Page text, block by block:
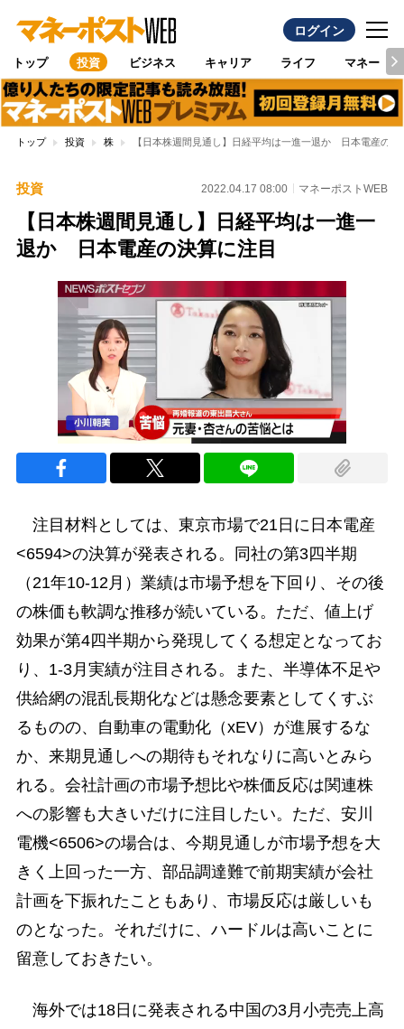
ログイン
トップ 投資 ビジネス キャリア ライフ マネー
トップ 投資 株 【日本株週間見通し】日経平均は一進一退か 日本電産の決
投資 2022.04.17 08:00 マネーポストWEB
【日本株週間見通し】日経平均は一進一
退か 日本電産の決算に注目
注目材料としては、東京市場で21日に日本電産
<6594>の決算が発表される。同社の第3四半期
（21年10-12月）業績は市場予想を下回り、その後
の株価も軟調な推移が続いている。ただ、値上げ
効果が第4四半期から発現してくる想定となってお
り、1-3月実績が注目される。また、半導体不足や
供給網の混乱長期化などは懸念要素としてくすぶ
るものの、自動車の電動化（xEV）が進展するな
か、来期見通しへの期待もそれなりに高いとみら
れる。会社計画の市場予想比や株価反応は関連株
への影響も大きいだけに注目したい。ただ、安川
電機<6506>の場合は、今期見通しが市場予想を大
きく上回った一方、部品調達難で前期実績が会社
計画を下振れたこともあり、市場反応は厳しいも
のとなった。それだけに、ハードルは高いことに
留意しておきたい。
海外では18日に発表される中国の3月小売売上高